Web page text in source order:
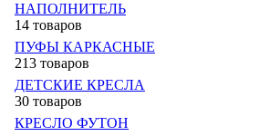
НАПОЛНИТЕЛЬ
14 товаров
ПУФЫ КАРКАСНЫЕ
213 товаров
ДЕТСКИЕ КРЕСЛА
30 товаров
КРЕСЛО ФУТОН